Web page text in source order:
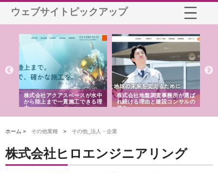
ウェブサイトピックアップ
株式会社アクアスペースが水中
から陸上まで一貫施工できる理
由
株式会社地盤調査事務所が選ば
れ続ける理由と建設コンサルの
強み
ホーム > その他業種 > その他_法人・企業
株式会社ヒロエンジニアリング